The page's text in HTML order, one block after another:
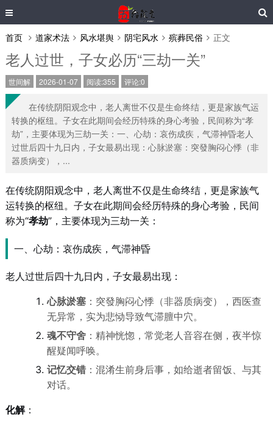
首页 道家术法 风水堪舆 阴宅风水 殡葬民俗 正文
老人过世，子女必历“三劫一关”
世间解 2026-01-07 阅读:355 评论:0
在传统阴阳观念中，老人离世不仅是生命终结，更是家族气运
转换的枢纽。子女在此期间会经历特殊的身心考验，民间称为“孝
劫”，主要体现为三劫一关：一、心劫：哀伤成疾，气滞神昏老人
过世后四十九日内，子女最易出现：心脉淤塞：突發胸闷心悸（非
器质病变），...
在传统阴阳观念中，老人离世不仅是生命终结，更是家族气
运转换的枢纽。子女在此期间会经历特殊的身心考验，民间
称为“孝劫”，主要体现为三劫一关：
一、心劫：哀伤成疾，气滞神昏
老人过世后四十九日内，子女最易出现：
心脉淤塞：突發胸闷心悸（非器质病变），西医查
无异常，实为悲恸导致气滞膻中穴。
魂不守舍：精神恍惚，常觉老人音容在侧，夜半惊
醒疑闻呼唤。
记忆交错：混淆生前身后事，如给逝者留饭、与其
对话。
化解：